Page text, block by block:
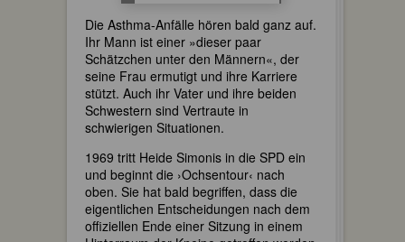
Die Asthma-Anfälle hören bald ganz auf.
Ihr Mann ist einer »dieser paar
Schätzchen unter den Männern«, der
seine Frau ermutigt und ihre Karriere
stützt. Auch ihr Vater und ihre beiden
Schwestern sind Vertraute in
schwierigen Situationen.
1969 tritt Heide Simonis in die SPD ein
und beginnt die ›Ochsentour‹ nach
oben. Sie hat bald begriffen, dass die
eigentlichen Entscheidungen nach dem
offiziellen Ende einer Sitzung in einem